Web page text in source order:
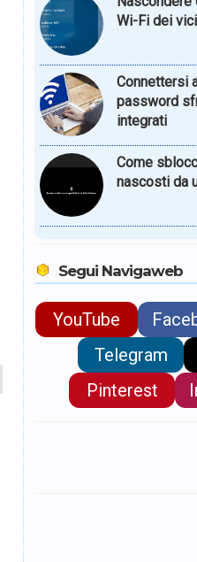
Wi-Fi dei
Connettersi
password
integrati
Come
nascosti da
Segui Navigaweb
YouTube
Telegram
Pinterest